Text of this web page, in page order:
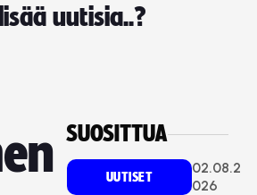
uutisia..?
SUOSITTUA
UUTISET
02.08.2
026